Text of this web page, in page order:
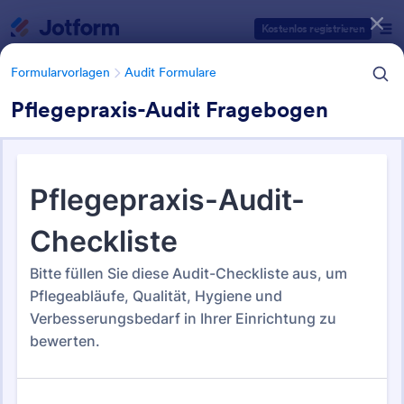
Kostenlos registrieren
Formularvorlagen Audit Formulare
Pflegepraxis-Audit Fragebogen
Formularvorlagen Audit Formulare
Audit Formulare
Formularvorlagen Kategorien